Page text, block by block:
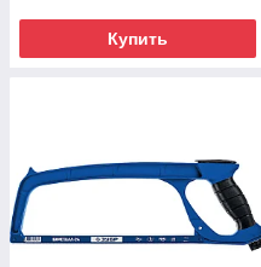
Купить